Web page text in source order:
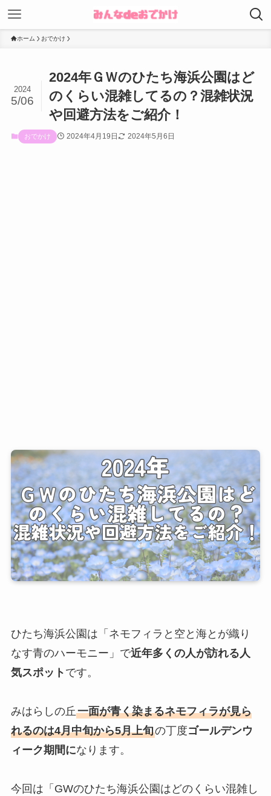
ホーム おでかけ
2024年ＧＷのひたち海浜公園はど
のくらい混雑してるの？混雑状況
や回避方法をご紹介！
2024
5/06
おでかけ 2024年4月19日 2024年5月6日
ひたち海浜公園は「ネモフィラと空と海とが織り
なす青のハーモニー」で近年多くの人が訪れる人
気スポット です。
みはらしの丘一面が青く染まるネモフィラが見ら
れるのは4月中旬から5月上旬の丁度ゴールデンウ
ィーク期間になります。
今回は「GWのひたち海浜公園はどのくらい混雑し